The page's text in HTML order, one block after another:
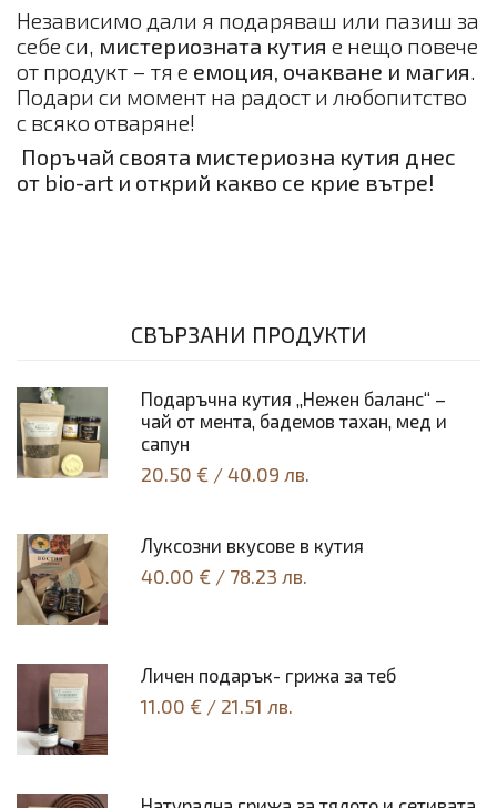
Независимо дали я подаряваш или пазиш за
себе си, мистериозната кутия е нещо повече
от продукт – тя е емоция, очакване и магия.
Подари си момент на радост и любопитство
с всяко отваряне!
Поръчай своята мистериозна кутия днес
от bio-art и открий какво се крие вътре!
СВЪРЗАНИ ПРОДУКТИ
Подаръчна кутия „Нежен баланс“ –
чай от мента, бадемов тахан, мед и
сапун
20.50 € /40.09 лв.
Луксозни вкусове в кутия
40.00 € / 78.23 лв.
Личен подарък- грижа за теб
11.00 € / 21.51 лв.